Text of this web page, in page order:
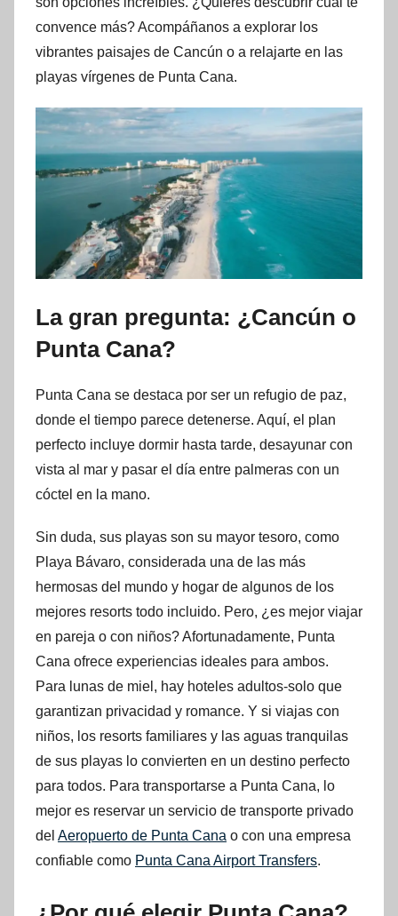
convence más? Acompáñanos a explorar los
vibrantes paisajes de Cancún o a relajarte en las
playas vírgenes de Punta Cana.
La gran pregunta: ¿Cancún o
Punta Cana?
Punta Cana se destaca por ser un refugio de paz,
donde el tiempo parece detenerse. Aquí, el plan
perfecto incluye dormir hasta tarde, desayunar con
vista al mar y pasar el día entre palmeras con un
cóctel en la mano.
Sin duda, sus playas son su mayor tesoro, como
Playa Bávaro, considerada una de las más
hermosas del mundo y hogar de algunos de los
mejores resorts todo incluido. Pero, ¿es mejor viajar
en pareja o con niños? Afortunadamente, Punta
Cana ofrece experiencias ideales para ambos.
Para lunas de miel, hay hoteles adultos-solo que
garantizan privacidad y romance. Y si viajas con
niños, los resorts familiares y las aguas tranquilas
de sus playas lo convierten en un destino perfecto
para todos. Para transportarse a Punta Cana, lo
mejor es reservar un servicio de transporte privado
del Aeropuerto de Punta Cana o con una empresa
confiable como Punta Cana Airport Transfers.